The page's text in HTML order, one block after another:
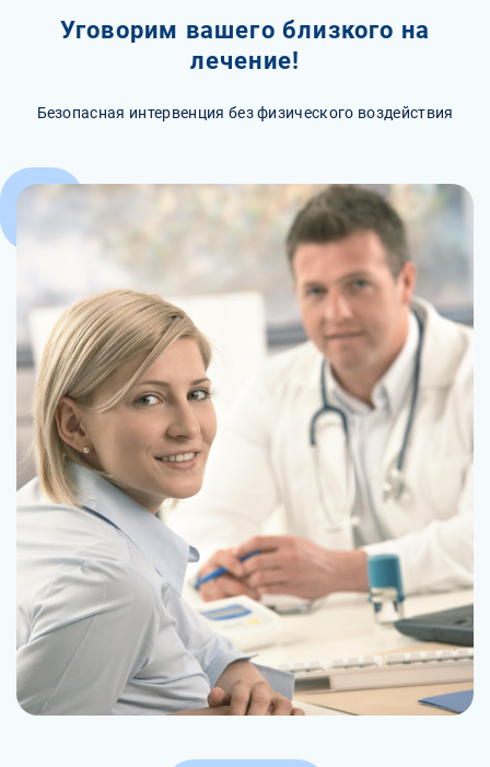
Уговорим вашего близкого на
лечение!
Безопасная интервенция без физического воздействия